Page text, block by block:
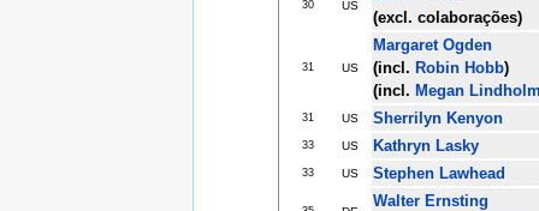
30 US
(excl. colaborações)
31 US
Margaret Ogden
(incl. Robin Hobb)
(incl. Megan
31 US Sherrilyn Kenyon
33 US Kathryn Lasky
33 US Stephen Lawhead
Walter Ernsting